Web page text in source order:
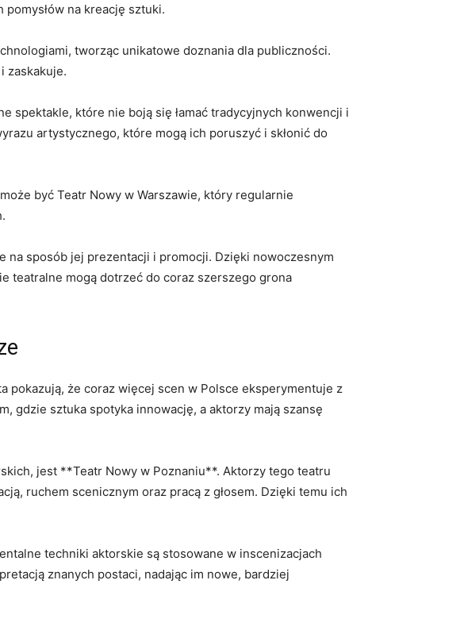
na⁤ kreację sztuki.
tworząc unikatowe doznania dla⁣ publiczności.
zaskakuje.
spektakle, które⁤ nie boją się ⁣łamać tradycyjnych konwencji i
artystycznego, które mogą ich ⁣poruszyć i skłonić do
⁢być Teatr Nowy w Warszawie, który regularnie
na sposób jej prezentacji⁢ i promocji. Dzięki nowoczesnym
teatralne mogą dotrzeć do coraz szerszego grona
pokazują, że⁤ coraz więcej scen ⁣w Polsce eksperymentuje z
‍gdzie sztuka ⁣spotyka‍ innowację, a aktorzy⁤ mają⁤ szansę
jest **Teatr Nowy ‌w‍ Poznaniu**. Aktorzy tego‍ teatru
‍ruchem scenicznym ⁣oraz pracą‍ z głosem. Dzięki‌ temu⁣ ich
techniki aktorskie są stosowane w inscenizacjach
znanych postaci, ⁣nadając im nowe, bardziej